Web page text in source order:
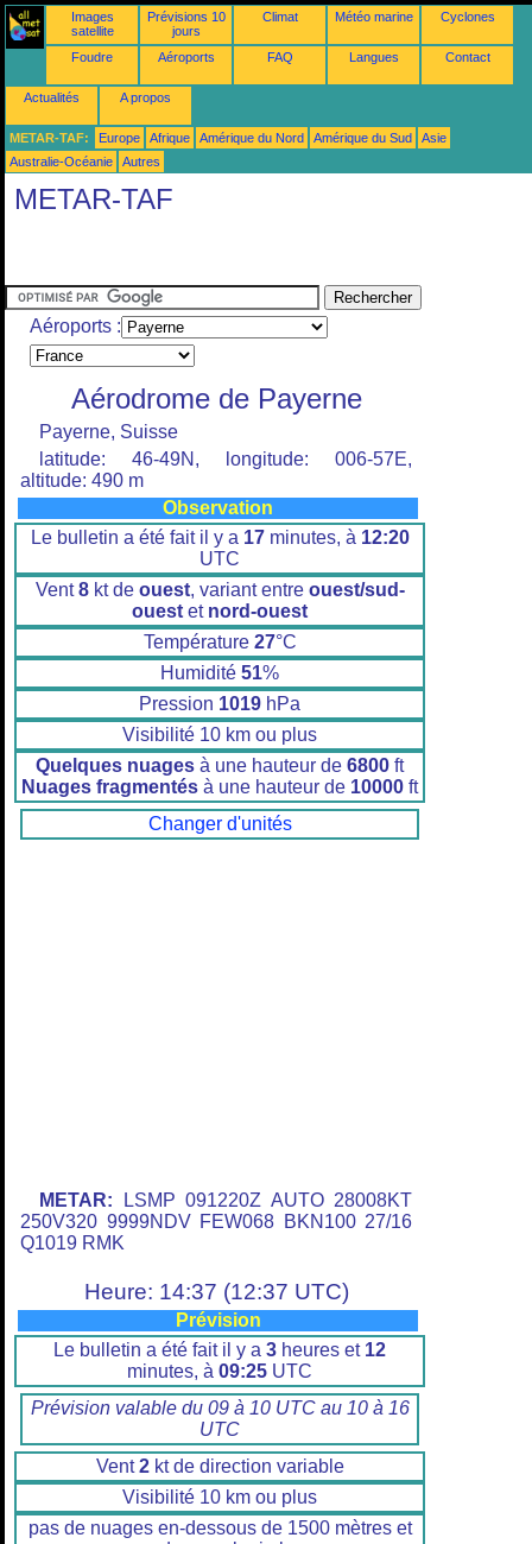
Images
satellite
Prévisions 10
jours
Climat Météo marine Cyclones
Foudre Aéroports FAQ Langues Contact
Actualités A propos
METAR-TAF: Europe Afrique Amérique du Nord Amérique du Sud
Asie
Australie-Océanie
Autres
METAR-TAF
Aéroports :
Aérodrome de Payerne
Payerne, Suisse
latitude: 46-49N, longitude: 006-57E,
altitude: 490 m
Observation
Le bulletin a été fait il y a 17minutes, à 12:20
UTC
Vent8kt de ouest, variant entre ouest/sud-
ouest et nord-ouest
Température 27°C
Humidité 51%
Pression 1019 hPa
Visibilité 10 km ou plus
Quelques nuages à une hauteur de 6800 ft
Nuages fragmentés à une hauteur de 10000 ft
Changer d'unités
METAR: LSMP 091220Z AUTO 28008KT
250V320 9999NDV FEW068 BKN100 27/16
Q1019 RMK
Heure: 14:37 (12:37 UTC)
Prévision
Le bulletin a été fait il y a 3 heures et 12
minutes, à 09:25 UTC
Prévision valable du 09 à 10 UTC au 10 à 16
UTC
Vent2kt de direction variable
Visibilité 10 km ou plus
pas de nuages en-dessous de 1500 mètres et